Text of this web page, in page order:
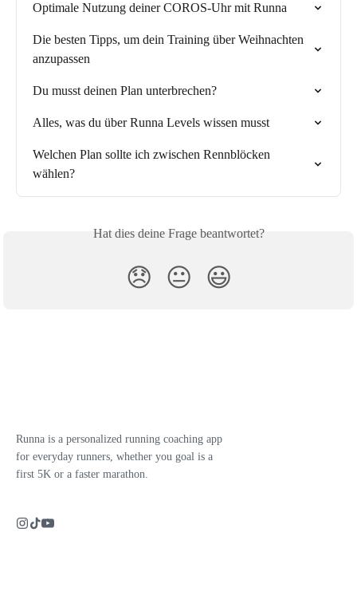
Optimale Nutzung deiner COROS-Uhr mit Runna
Die besten Tipps, um dein Training über Weihnachten
anzupassen
Du musst deinen Plan unterbrechen?
Alles, was du über Runna Levels wissen musst
Welchen Plan sollte ich zwischen Rennblöcken
wählen?
Hat dies deine Frage beantwortet?
😞 😐 😃
Runna is a personalized running coaching app
for everyday runners, whether you goal is a
first 5K or a faster marathon.